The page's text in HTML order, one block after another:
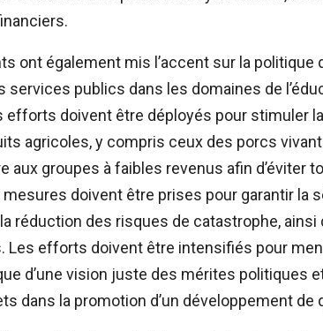
ont également mis l’accent sur la politique
services publics dans les domaines de
efforts doivent être déployés pour stimuler
agricoles, y compris ceux des porcs
aux groupes à faibles revenus afin
mesures doivent être prises pour garantir la
réduction des risques de catastrophe,
Les efforts doivent être intensifiés pour
d’une vision juste des mérites politiques
dans la promotion d’un développement de